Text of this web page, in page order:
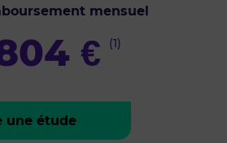
mensuel
€ (1)
une étude